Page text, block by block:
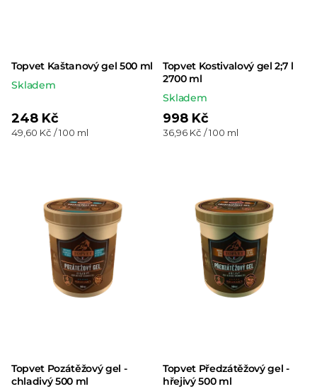
Topvet Kaštanový gel 500 ml
Skladem
248 Kč
Měrná
49,60 Kč / 100 ml
Topvet Kostivalový gel 2;7 l
2700 ml
Skladem
998 Kč
Měrná
36,96 Kč / 100 ml
Topvet Pozátěžový gel -
chladivý 500 ml
Topvet Předzátěžový gel -
hřejivý 500 ml